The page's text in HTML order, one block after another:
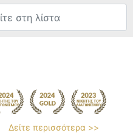
Δείτε περισσότερα >>